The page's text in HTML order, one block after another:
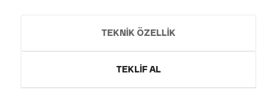
TEKNIK ÖZELLIK
TEKLIF AL